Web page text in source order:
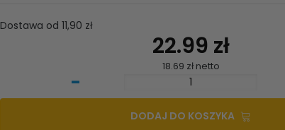
Dostawa od 11,90 zł
22.99 zł
18.69 zł netto
-
DODAJ DO KOSZYKA